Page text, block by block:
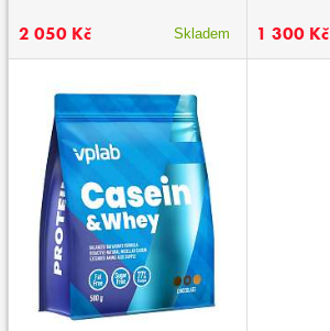
2 050 Kč Skladem 1 300 Kč